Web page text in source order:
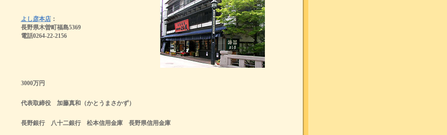
よし彦本店：
長野県木曽町福島5369
電話0264-22-2156
3000万円
代表取締役 加藤真和（かとうまさかず）
長野銀行 八十二銀行 松本信用金庫 長野県信用金庫